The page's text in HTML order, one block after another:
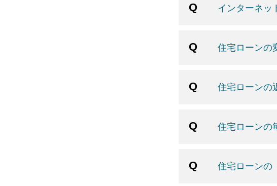
インターネッ
住宅ローンの
住宅ローンの
住宅ローンの
住宅ローンの